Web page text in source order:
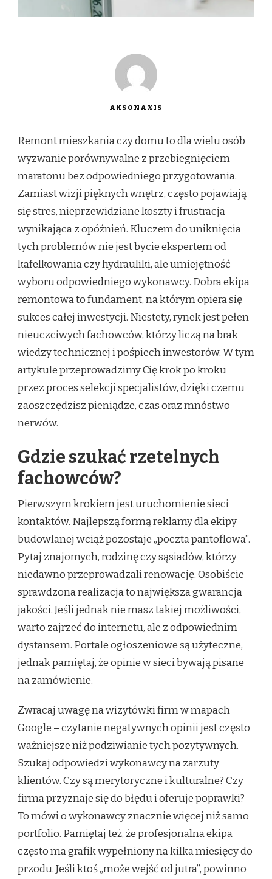
AKSONAXIS
Remont mieszkania czy domu to dla wielu osób
wyzwanie porównywalne z przebiegnięciem
maratonu bez odpowiedniego przygotowania.
Zamiast wizji pięknych wnętrz, często pojawiają
się stres, nieprzewidziane koszty i frustracja
wynikająca z opóźnień. Kluczem do uniknięcia
tych problemów nie jest bycie ekspertem od
kafelkowania czy hydrauliki, ale umiejętność
wyboru odpowiedniego wykonawcy. Dobra ekipa
remontowa to fundament, na którym opiera się
sukces całej inwestycji. Niestety, rynek jest pełen
nieuczciwych fachowców, którzy liczą na brak
wiedzy technicznej i pośpiech inwestorów. W tym
artykule przeprowadzimy Cię krok po kroku
przez proces selekcji specjalistów, dzięki czemu
zaoszczędzisz pieniądze, czas oraz mnóstwo
nerwów.
Gdzie szukać rzetelnych
fachowców?
Pierwszym krokiem jest uruchomienie sieci
kontaktów. Najlepszą formą reklamy dla ekipy
budowlanej wciąż pozostaje „poczta pantoflowa”.
Pytaj znajomych, rodzinę czy sąsiadów, którzy
niedawno przeprowadzali renowację. Osobiście
sprawdzona realizacja to największa gwarancja
jakości. Jeśli jednak nie masz takiej możliwości,
warto zajrzeć do internetu, ale z odpowiednim
dystansem. Portale ogłoszeniowe są użyteczne,
jednak pamiętaj, że opinie w sieci bywają pisane
na zamówienie.
Zwracaj uwagę na wizytówki firm w mapach
Google – czytanie negatywnych opinii jest często
ważniejsze niż podziwianie tych pozytywnych.
Szukaj odpowiedzi wykonawcy na zarzuty
klientów. Czy są merytoryczne i kulturalne? Czy
firma przyznaje się do błędu i oferuje poprawki?
To mówi o wykonawcy znacznie więcej niż samo
portfolio. Pamiętaj też, że profesjonalna ekipa
często ma grafik wypełniony na kilka miesięcy do
przodu. Jeśli ktoś „może wejść od jutra”, powinno